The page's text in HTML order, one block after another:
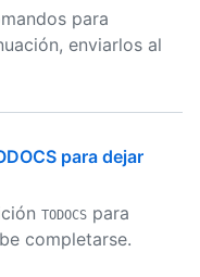
para
enviarlos al
para dejar
TODOCS para
completarse.